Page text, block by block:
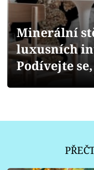
Přihlášení
Sledujte nás
Minerální
luxusních
Podívejte